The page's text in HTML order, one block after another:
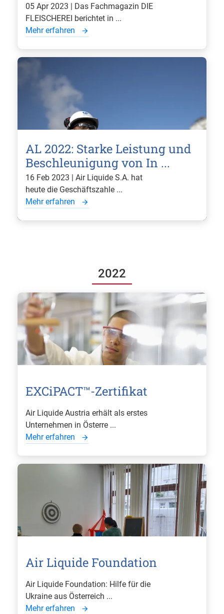
05 Apr 2023 | Das Fachmagazin DIE
FLEISCHEREI berichtet in ...
Mehr erfahren
AL 2022: Starke Leistung und
Beschleunigung von In ...
16 Feb 2023 | Air Liquide S.A. hat
heute die Geschäftszahle ...
Mehr erfahren
2022
EXCiPACT™-Zertifikat
Air Liquide Austria erhält als erstes
Unternehmen in Österre ...
Mehr erfahren
Air Liquide Foundation
Air Liquide Foundation: Hilfe für die
Ukraine aus Österreich ...
Mehr erfahren